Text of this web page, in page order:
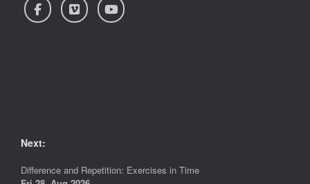
Next:
Difference and Repetition: Exercises in Time